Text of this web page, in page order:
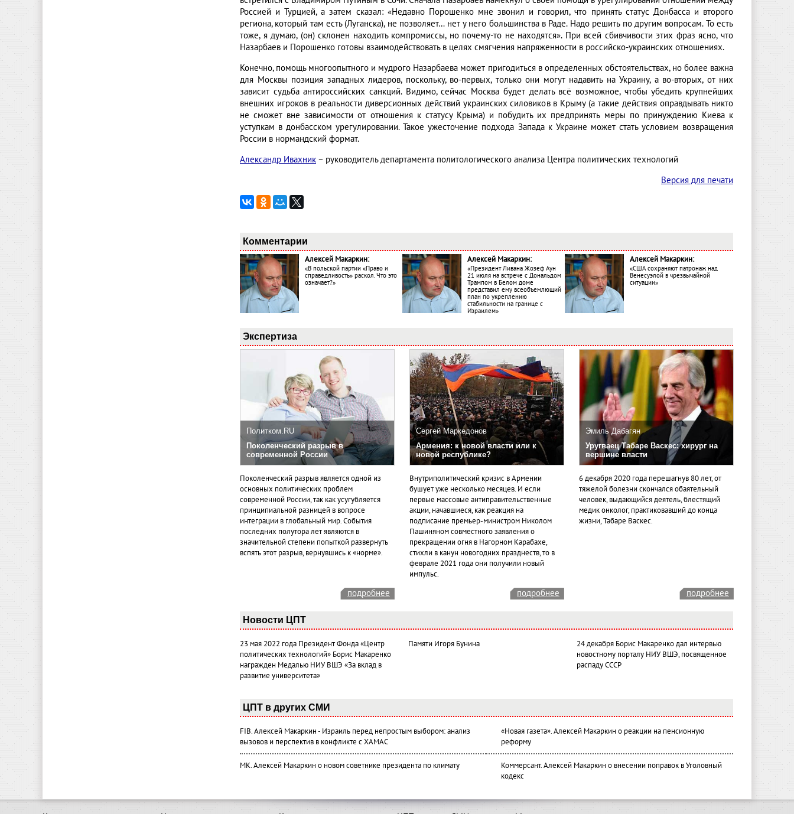
Россией и Турцией, а затем сказал: «Недавно Порошенко мне звонил и говорил, что принять статус Донбасса и второго
региона, который там есть (Луганска), не позволяет… нет у него большинства в Раде. Надо решить по другим вопросам. То есть
тоже, я думаю, (он) склонен находить компромиссы, но почему-то не находятся». При всей сбивчивости этих фраз ясно, что
Назарбаев и Порошенко готовы взаимодействовать в целях смягчения напряженности в российско-украинских отношениях.
Конечно, помощь многоопытного и мудрого Назарбаева может пригодиться в определенных обстоятельствах, но более важна
для Москвы позиция западных лидеров, поскольку, во-первых, только они могут надавить на Украину, а во-вторых, от них
зависит судьба антироссийских санкций. Видимо, сейчас Москва будет делать всё возможное, чтобы убедить крупнейших
внешних игроков в реальности диверсионных действий украинских силовиков в Крыму (а такие действия оправдывать никто
не сможет вне зависимости от отношения к статусу Крыма) и побудить их предпринять меры по принуждению Киева к
уступкам в донбасском урегулировании. Такое ужесточение подхода Запада к Украине может стать условием возвращения
России в нормандский формат.
Александр Ивахник – руководитель департамента политологического анализа Центра политических технологий
Версия для печати
Комментарии
Алексей Макаркин:
«В польской партии «Право и
справедливость» раскол. Что это
означает?»
Алексей Макаркин:
«Президент Ливана Жозеф Аун
21 июля на встрече с Дональдом
Трампом в Белом доме
представил ему всеобъемлющий
план по укреплению
стабильности на границе с
Израилем»
Алексей Макаркин:
«США сохраняют патронаж над
Венесуэлой в чрезвычайной
ситуации»
Экспертиза
Политком.RU
Поколенческий разрыв в
современной России
Поколенческий разрыв является одной из
основных политических проблем
современной России, так как усугубляется
принципиальной разницей в вопросе
интеграции в глобальный мир. События
последних полутора лет являются в
значительной степени попыткой развернуть
вспять этот разрыв, вернувшись к «норме».
Сергей Маркедонов
Армения: к новой власти или к
новой республике?
Внутриполитический кризис в Армении
бушует уже несколько месяцев. И если
первые массовые антиправительственные
акции, начавшиеся, как реакция на
подписание премьер-министром Николом
Пашиняном совместного заявления о
прекращении огня в Нагорном Карабахе,
стихли в канун новогодних празднеств, то в
феврале 2021 года они получили новый
импульс.
Эмиль Дабагян
Уругваец Табаре Васкес: хирург на
вершине власти
6 декабря 2020 года перешагнув 80 лет, от
тяжелой болезни скончался обаятельный
человек, выдающийся деятель, блестящий
медик онколог, практиковавший до конца
жизни, Табаре Васкес.
подробнее подробнее подробнее
Новости ЦПТ
23 мая 2022 года Президент Фонда «Центр
политических технологий» Борис Макаренко
награжден Медалью НИУ ВШЭ «За вклад в
развитие университета»
Памяти Игоря Бунина
24 декабря Борис Макаренко дал интервью
новостному порталу НИУ ВШЭ, посвященное
распаду СССР
ЦПТ в других СМИ
FIB. Алексей Макаркин - Израиль перед непростым выбором: анализ
вызовов и перспектив в конфликте с ХАМАС
«Новая газета». Алексей Макаркин о реакции на пенсионную
реформу
МК. Алексей Макаркин о новом советнике президента по климату
Коммерсант. Алексей Макаркин о внесении поправок в Уголовный
кодекс